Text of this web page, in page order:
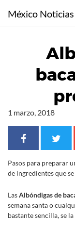
l
México Noticias
1 marzo, 2018
Pasos para preparar
de ingredientes que
LasAlbóndigas de
semana santa o
bastante sencilla, se